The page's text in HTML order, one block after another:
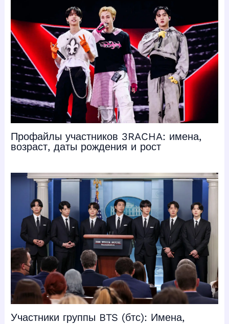
Профайлы участников 3RACHA: имена,
возраст, даты рождения и рост
Участники группы BTS (бтс): Имена,